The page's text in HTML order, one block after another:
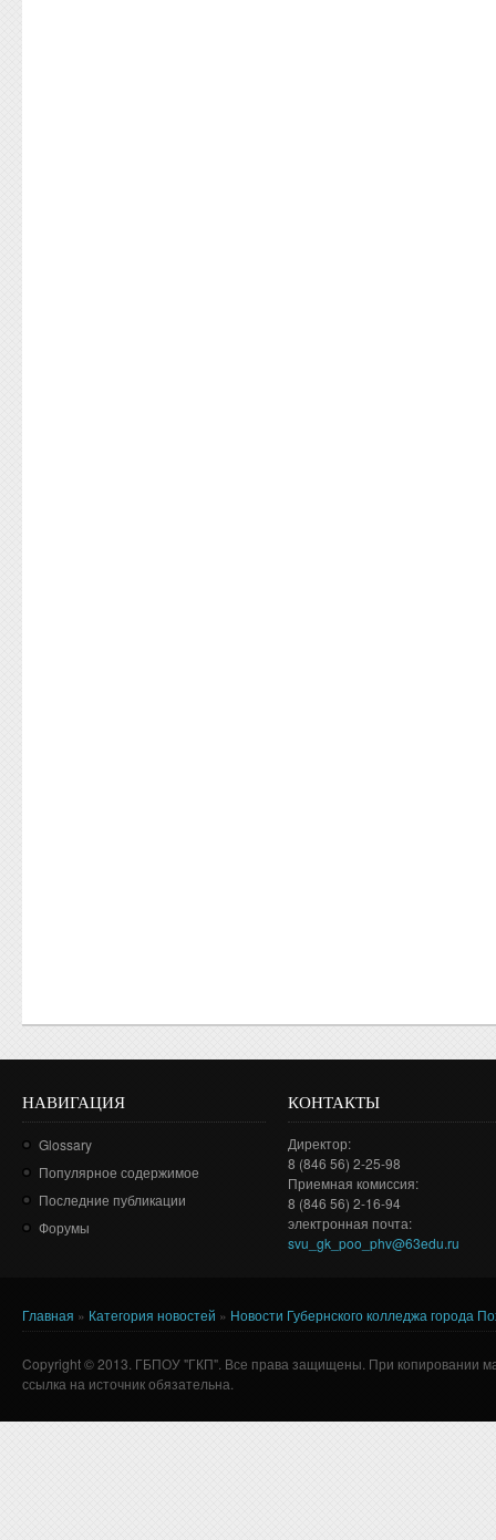
НАВИГАЦИЯ
Glossary
Популярное содержимое
Последние публикации
Форумы
КОНТАКТЫ
Директор:
8 (846 56) 2-25-98
Приемная комиссия:
8 (846 56) 2-16-94
электронная почта:
svu_gk_poo_phv@63edu.ru
Вы здесь
Главная » Категория новостей » Новости Губернского колледжа города
Copyright © 2013. ГБПОУ "ГКП". Все права защищены. При копировании
ссылка на источник обязательна.